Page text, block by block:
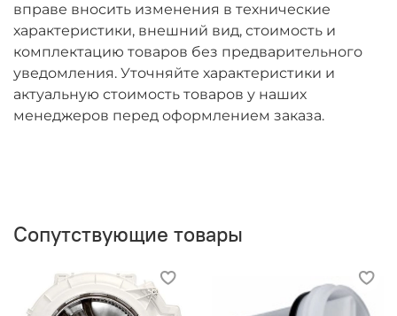
вправе вносить изменения в технические
характеристики, внешний вид, стоимость и
комплектацию товаров без предварительного
уведомления. Уточняйте характеристики и
актуальную стоимость товаров у наших
менеджеров перед оформлением заказа.
Сопутствующие товары